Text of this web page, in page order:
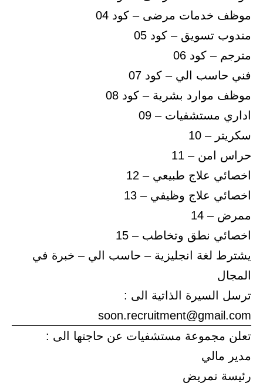
موظف خدمات مرضى – كود 04
مندوب تسويق – كود 05
مترجم – كود 06
فني حاسب الي – كود 07
موظف موارد بشرية – كود 08
اداري مستشفيات – 09
سكريتر – 10
حراس امن – 11
اخصائي علاج طبيعي – 12
اخصائي علاج وظيفي – 13
ممرض – 14
اخصائي نطق وتخاطب – 15
يشترط لغة انجليزية – حاسب الي – خبرة في
المجال
ترسل السيرة الذاتية الى :
soon.recruitment@gmail.com
تعلن مجموعة مستشفيات عن حاجتها الى :
مدير مالي
رئيسة تمريض